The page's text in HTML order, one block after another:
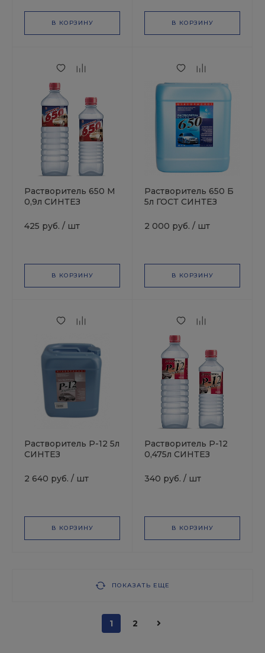
В КОРЗИНУ В КОРЗИНУ
Растворитель 650 М
0,9л СИНТЕЗ
425 руб. / шт
В КОРЗИНУ
Растворитель 650 Б
5л ГОСТ СИНТЕЗ
2 000 руб. / шт
В КОРЗИНУ
Pастворитель Р-12 5л
СИНТЕЗ
2 640 руб. / шт
В КОРЗИНУ
Pастворитель Р-12
0,475л СИНТЕЗ
340 руб. / шт
В КОРЗИНУ
ПОКАЗАТЬ ЕЩЕ
1 2